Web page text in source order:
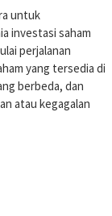
untuk
investasi saham
perjalanan
yang tersedia di
berbeda, dan
atau kegagalan